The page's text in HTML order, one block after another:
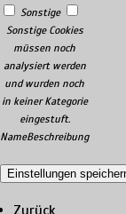
Sonstige
Sonstige Cookies
müssen noch
analysiert werden
und wurden noch
in keiner Kategorie
eingestuft.
NameBeschreibung
Einstellungen
Zurück